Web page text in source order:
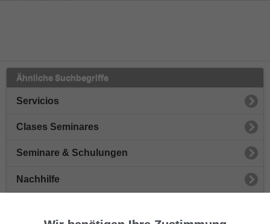
Ähnliche Suchbegriffe
Servicios
Clases Seminares
Seminare & Schulungen
Nachhilfe